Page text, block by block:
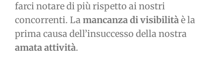
farci notare di più rispetto ai nostri
concorrenti. Lamancanza di visibilitàè la
prima causa dell’insuccesso della nostra
amata attività.